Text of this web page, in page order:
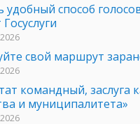
удобный способ
свой маршрут
командный, заслуга
и муниципалитета»